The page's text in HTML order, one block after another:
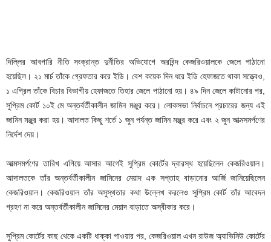
দিল্লির আবগারি নীতি সংক্রান্ত দুর্নীতির অভিযোগে অরবিন্দ কেজরিওয়ালকে জেলে পাঠানো
হয়েছিল। ২১ মার্চ তাঁকে গ্রেফতার করে ইডি। বেশ কয়েক দিন ধরে ইডি হেফাজতে থাকা সত্ত্বেও,
১ এপ্রিল তাঁকে বিচার বিভাগীয় হেফাজতে তিহার জেলে পাঠানো হয়। ৪৯ দিন জেলে কাটানোর পর,
সুপ্রিম কোর্ট ১০ই মে অন্তর্বর্তীকালীন জামিন মঞ্জুর করে। লোকসভা নির্বাচনে প্রচারের জন্য এই
জামিন মঞ্জুর করা হয়। আদালত কিছু শর্তে ১ জুন পর্যন্ত জামিন মঞ্জুর করে এবং ২ জুন আত্মসমর্পণের
নির্দেশ দেয়।
আত্মসমর্পণের তারিখ এগিয়ে আসার আগেই সুপ্রিম কোর্টের দ্বারস্থ হয়েছিলেন কেজরিওয়াল।
আদালতকে তাঁর অন্তর্বর্তীকালীন জামিনের মেয়াদ এক সপ্তাহ বাড়ানোর আর্জি জানিয়েছিলেন
কেজরিওয়াল। কেজরিওয়াল তাঁর অসুস্থতার কথা উল্লেখ করলেও সুপ্রিম কোর্ট তাঁর আবেদন
গ্রহণ না করে অন্তর্বর্তীকালীন জামিনের মেয়াদ বাড়াতে অস্বীকার করে।
সুপ্রিম কোর্টের কাছ থেকে একটি ধাক্কা পাওয়ার পর, কেজরিওয়াল এখন রাউজ অ্যাভিনিউ কোর্টের